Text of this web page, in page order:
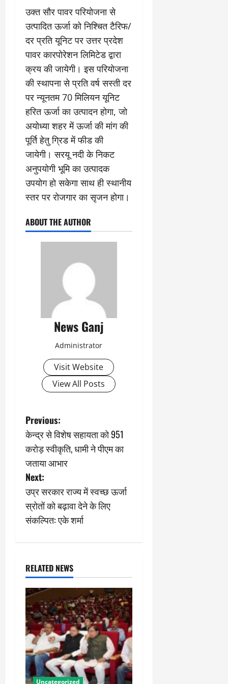
उक्त सौर पावर परियोजना से
उत्पादित ऊर्जा को निश्चित टैरिफ/
दर प्रति यूनिट पर उत्तर प्रदेश
पावर कारपोरेशन लिमिटेड द्वारा
क्रय की जायेगी। इस परियोजना
की स्थापना से प्रति वर्ष सस्ती दर
पर न्यूनतम 70 मिलियन यूनिट
हरित ऊर्जा का उत्पादन होगा, जो
अयोध्या शहर में ऊर्जा की मांग की
पूर्ति हेतु ग्रिड में फीड की
जायेगी। सरयू नदी के निकट
अनुपयोगी भूमि का उत्पादक
उपयोग हो सकेगा साथ ही स्थानीय
स्तर पर रोजगार का सृजन होगा।
ABOUT THE AUTHOR
News Ganj
Administrator
Visit Website
View All Posts
P
o
s
t
n
a
i
g
a
t
i
o
Previous:
केन्द्र से विशेष सहायता को 951
करोड़ स्वीकृति, धामी ने पीएम का
जताया आभार
Next:
उप्र सरकार राज्य में स्वच्छ ऊर्जा
स्रोतों को बढ़ावा देने के लिए
संकल्पित: एके शर्मा
RELATED NEWS
Uncategorized